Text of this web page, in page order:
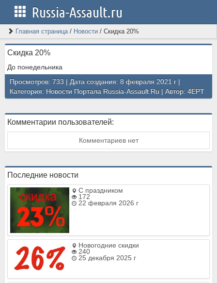
Russia-Assault.ru
Главная страница/ Новости / Скидка 20%
Скидка 20%
До понедельника
Просмотров: 733 | Дата создания: 8 февраля 2021 г |
Категория: Новости Портала Russia-Assault.Ru | Автор: 4EPT
Комментарии пользователей:
Комментариев нет
Последние новости
С праздником
172
22 февраля 2026 г
Новогодние скидки
240
25 декабря 2025 г